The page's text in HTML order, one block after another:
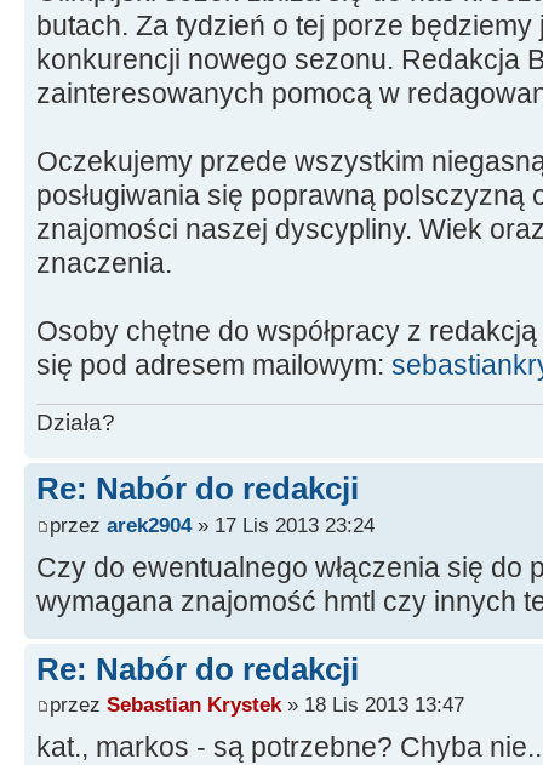
butach. Za tydzień o tej porze
konkurencji nowego sezonu. Redakcja
zainteresowanych pomocą w
Oczekujemy przede wszystkim
posługiwania się poprawną polsczyzną
znajomości naszej dyscypliny. Wiek
znaczenia.
Osoby chętne do współpracy z
się pod adresem mailowym:
Działa?
Re: Nabór do redakcji
przez arek2904» 17 Lis 2013 23:24
Czy do ewentualnego włączenia się do
wymagana znajomość hmtl czy innych
Re: Nabór do redakcji
przez Sebastian Krystek» 18 Lis 2013 13:47
kat., markos - są potrzebne? Chyba